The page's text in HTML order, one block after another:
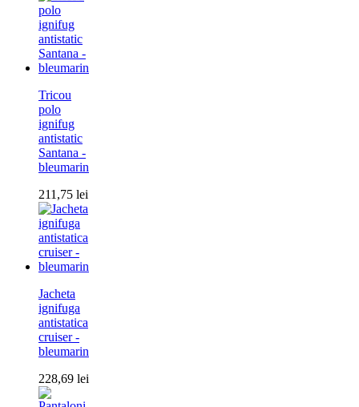
Tricou
polo
ignifug
antistatic
Santana -
bleumarin
211,75 lei
Jacheta
ignifuga
antistatica
cruiser -
bleumarin
228,69 lei